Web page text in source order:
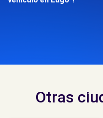
Otras